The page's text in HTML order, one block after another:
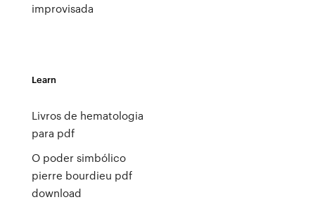
improvisada
Learn
Livros de hematologia
para pdf
O poder simbólico
pierre bourdieu pdf
download